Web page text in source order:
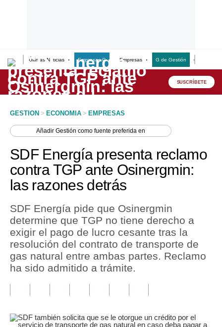
Últimas Noticias Empresas G Empresas G de Gestión
Lo último
Peru Quiosco
Economía
Mercados
Política
Tu Dinero
Finanzas Personales
Opinión
SUSCRÍBETE
GESTION > ECONOMIA > EMPRESAS
AñadirGestión como fuente preferida en
SDF Energía presenta reclamo
contra TGP ante Osinergmin:
las razones detrás
SDF Energía pide que Osinergmin
determine que TGP no tiene derecho a
exigir el pago de lucro cesante tras la
resolución del contrato de transporte de
gas natural entre ambas partes. Reclamo
ha sido admitido a trámite.